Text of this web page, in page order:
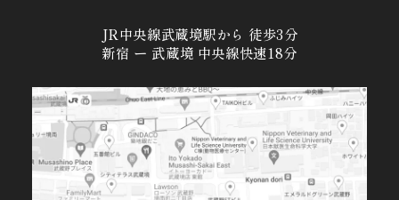
JR中央線武蔵境駅から 徒歩3分
新宿 ー 武蔵境 中央線快速18分